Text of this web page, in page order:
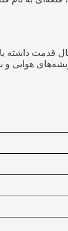
شگفتی‌های اصلی دره